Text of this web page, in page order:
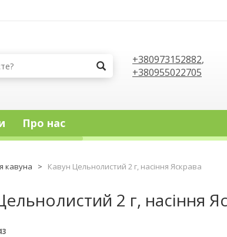
+380973152882,
+380955022705
Про нас
кавуна > Кавун Цельнолистий 2 г, насіння Яскрава
2 г, насіння